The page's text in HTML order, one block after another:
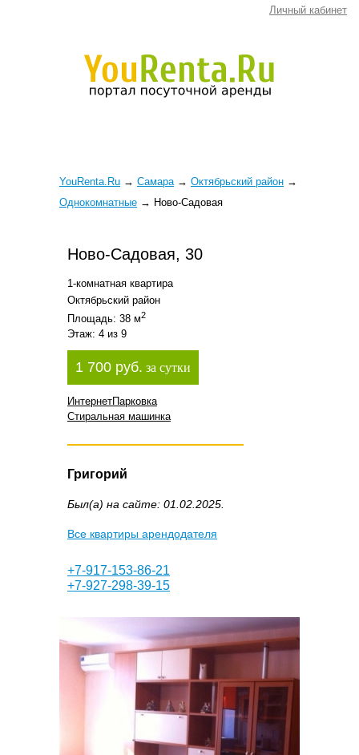
Личный кабинет
YouRenta.Ru → Самара → Октябрьский район →
Однокомнатные → Ново-Садовая
Ново-Садовая, 30
1-комнатная квартира
Октябрьский район
Площадь: 38 м2
Этаж: 4 из 9
1 700 руб. за сутки
ИнтернетПарковка
Стиральная машинка
Григорий
Был(а) на сайте: 01.02.2025.
Все квартиры арендодателя
+7-917-153-86-21
+7-927-298-39-15